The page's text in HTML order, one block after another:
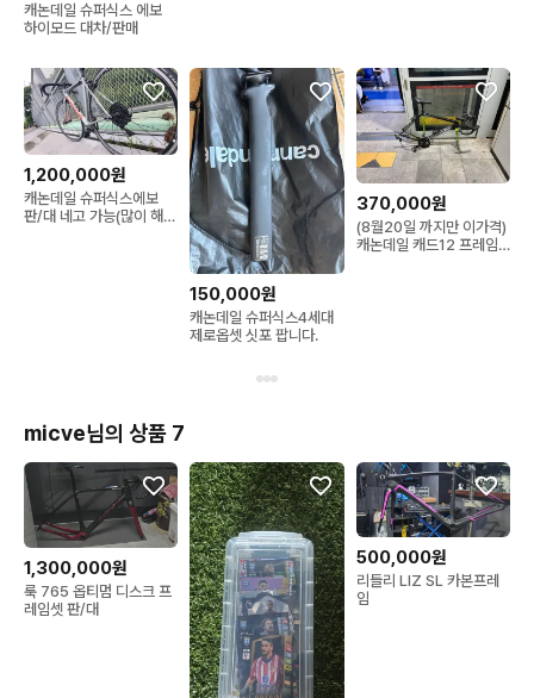
캐논데일 슈퍼식스 에보
하이모드 대차/판매
1,200,000원
캐논데일 슈퍼식스에보
판/대 네고 가능(많이 해드
150,000원
캐논데일 슈퍼식스4세대
제로옵셋 싯포 팝니다.
370,000원
(8월20일 까지만 이가격)
캐논데일 캐드12 프레임
micve님의 상품 7
1,300,000원
룩 765 옵티멈 디스크 프
레임셋 판/대
500,000원
리들리 LIZ SL 카본프레
임